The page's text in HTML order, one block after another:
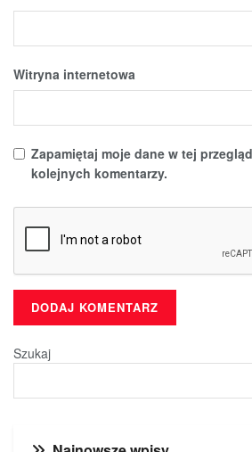
Witryna internetowa
Zapamiętaj moje dane w tej
kolejnych komentarzy.
Szukaj